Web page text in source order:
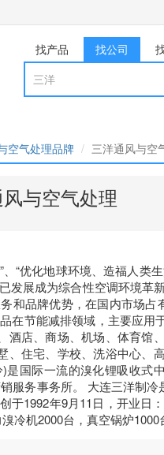
找产品 找公司
空气处理品牌 三洋通风与空
与空气处理
“优化地球环境、造福人类
发展成为综合性空调环境革
和品牌优势，在国内市场
在节能减排领域，主要应
酒店、商场、机场、体育馆
、住宅、学校、洗浴中心、
是国际一流的溴化锂吸收式
服务事务所。 大连三洋制
于1992年9月11日，开业日
冷机2000台，真空锅炉